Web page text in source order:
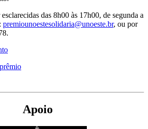
das 8h00 às 17h00, de segunda a
premiounoestesolidaria@unoeste.br, ou por
Apoio